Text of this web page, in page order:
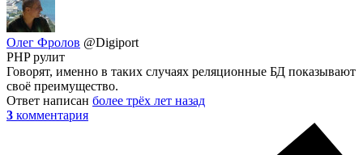
Олег Фролов @Digiport
PHP рулит
Говорят, именно в таких случаях реляционные БД показывают
своё преимущество.
Ответ написан более трёх лет назад
3 комментария